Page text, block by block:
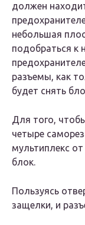
должен
небольшая
подобраться к
разъемы, как
будет снять
Для того,
четыре
мультиплекс
блок.
Пользуясь
защелки, и